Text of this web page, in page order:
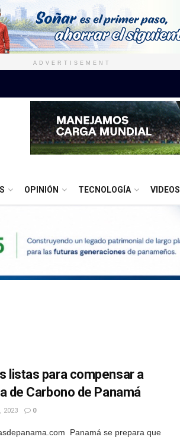
ADVERTISEMENT
OPINIÓN TECNOLOGÍA VIDEOS
listas para compensar a
de Carbono de Panamá
2023 0
Panamá se prepara que